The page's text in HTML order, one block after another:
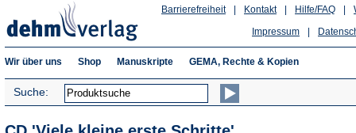
Hilfe/FAQ
Kontakt
Barrierefreiheit
Impressum
Wir über uns Shop Manuskripte GEMA, Rechte & Kopien
Suche: